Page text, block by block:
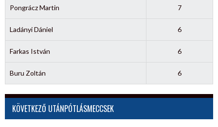
Pongrácz Martin 7
Ladányi Dániel 6
Farkas István 6
Buru Zoltán 6
KÖVETKEZŐ UTÁNPÓTLÁSMECCSEK